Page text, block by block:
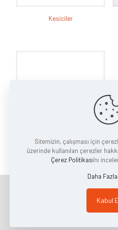
Kesiciler
Cam Elmasları
LTD.
Sitemizin, çalışması için
üzerinde kullanılan çerezler
Çerez Politikası'nı
Daha
Kabul